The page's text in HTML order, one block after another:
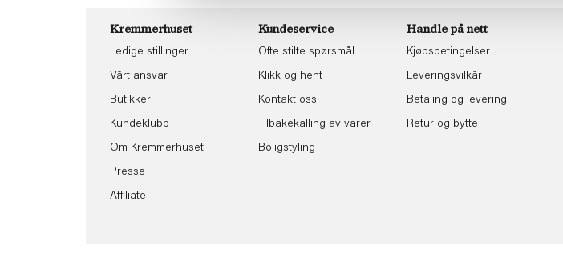
Kremmerhuset
Ledige stillinger
Vårt ansvar
Butikker
Kundeklubb
Om Kremmerhuset
Presse
Affiliate
Kundeservice
Ofte stilte spørsmål
Klikk og hent
Kontakt oss
Tilbakekalling av varer
Boligstyling
Handle på nett
Kjøpsbetingelser
Leveringsvilkår
Betaling og levering
Retur og bytte